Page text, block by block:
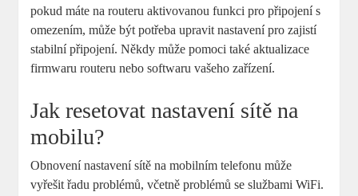
pokud máte na routeru aktivovanou funkci pro připojení s
omezením, může být potřeba upravit nastavení pro zajistí
stabilní připojení. Někdy může pomoci také aktualizace
firmwaru routeru nebo softwaru vašeho zařízení.
Jak resetovat nastavení sítě na
mobilu?
Obnovení nastavení sítě na mobilním telefonu může
vyřešit řadu problémů, včetně problémů se službami WiFi.